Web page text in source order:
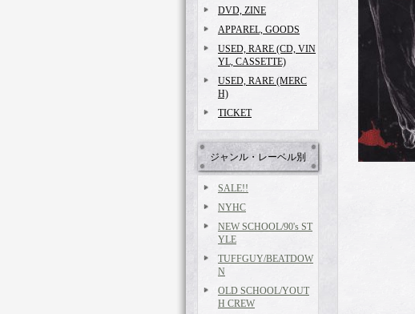
DVD, ZINE
APPAREL, GOODS
USED, RARE (CD, VIN
YL, CASSETTE)
USED, RARE (MERC
H)
TICKET
ジャンル・レーベル別
SALE!!
NYHC
NEW SCHOOL/90's ST
YLE
TUFFGUY/BEATDOW
N
OLD SCHOOL/YOUT
H CREW